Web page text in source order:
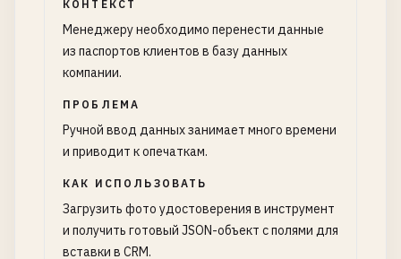
КОНТЕКСТ
Менеджеру необходимо перенести данные
из паспортов клиентов в базу данных
компании.
ПРОБЛЕМА
Ручной ввод данных занимает много времени
и приводит к опечаткам.
КАК ИСПОЛЬЗОВАТЬ
Загрузить фото удостоверения в инструмент
и получить готовый JSON-объект с полями для
вставки в CRM.